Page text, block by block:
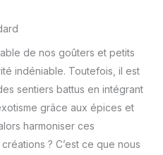
de nos goûters et petits
indéniable. Toutefois, il est
sentiers battus en intégrant
grâce aux épices et
harmoniser ces
? C’est ce que nous